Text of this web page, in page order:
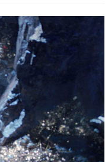
Kindness’ FESTIVALES